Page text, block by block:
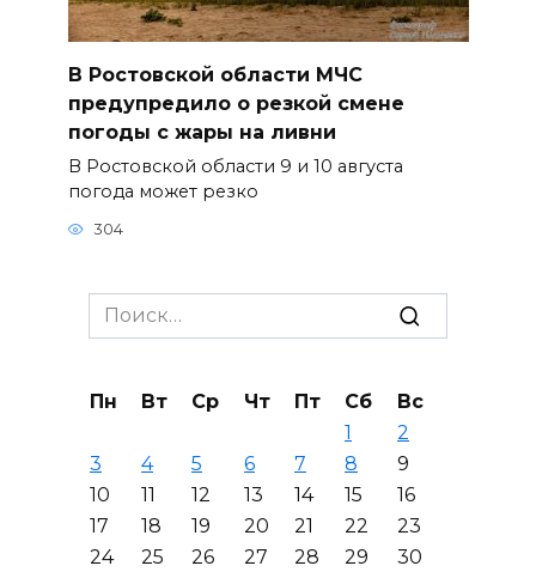
В Ростовской области МЧС
предупредило о резкой смене
погоды с жары на ливни
В Ростовской области 9 и 10 августа
погода может резко
304
Search
for:
Пн Вт Ср Чт Пт Сб
Вс
1
2
3
4 5 6 7 8
9
10
11 12 13 14 15
16
17
18 19 20 21 22
23
24
25 26 27 28 29
30